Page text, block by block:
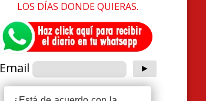
LOS DÍAS DONDE QUIERAS.
Email